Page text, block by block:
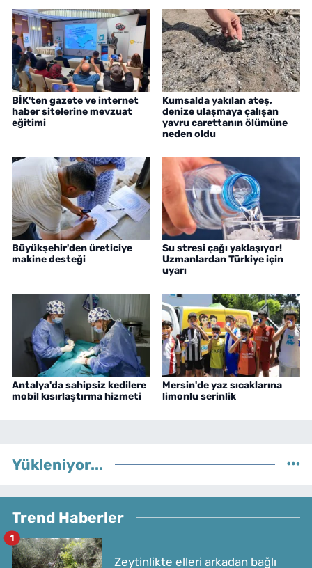
BİK'ten gazete ve internet
haber sitelerine mevzuat
eğitimi
Kumsalda yakılan ateş,
denize ulaşmaya çalışan
yavru carettanın ölümüne
neden oldu
Büyükşehir'den üreticiye
makine desteği
Su stresi çağı yaklaşıyor!
Uzmanlardan Türkiye için
uyarı
Antalya'da sahipsiz kedilere
mobil kısırlaştırma hizmeti
Mersin'de yaz sıcaklarına
limonlu serinlik
Yükleniyor...
Trend Haberler
Zeytinlikte elleri arkadan bağlı
1